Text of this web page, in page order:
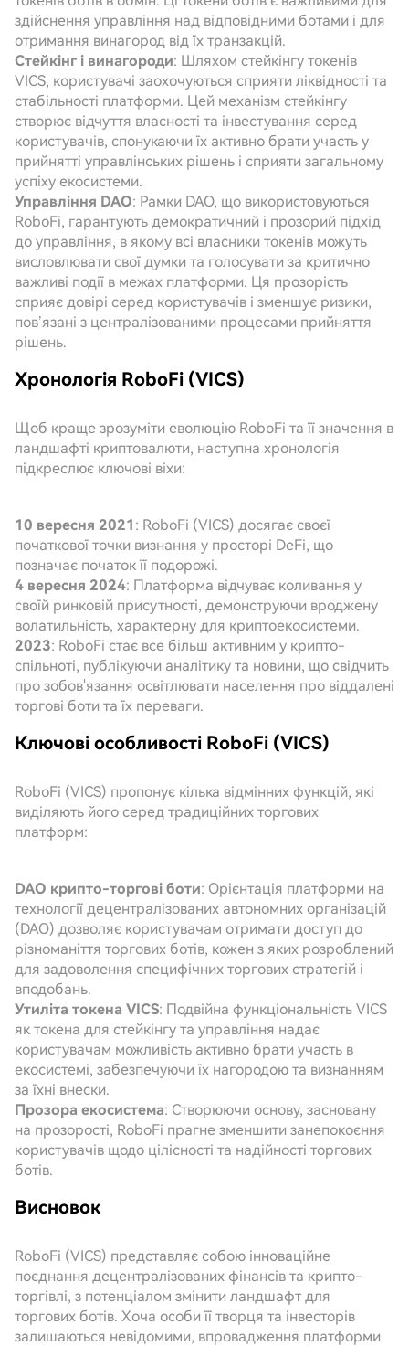
здійснення управління над відповідними ботами і для
отримання винагород від їх транзакцій.
Стейкінг і винагороди: Шляхом стейкінгу токенів
VICS, користувачі заохочуються сприяти ліквідності та
стабільності платформи. Цей механізм стейкінгу
створює відчуття власності та інвестування серед
користувачів, спонукаючи їх активно брати участь у
прийнятті управлінських рішень і сприяти загальному
успіху екосистеми.
Управління DAO: Рамки DAO, що використовуються
RoboFi, гарантують демократичний і прозорий підхід
до управління, в якому всі власники токенів можуть
висловлювати свої думки та голосувати за критично
важливі події в межах платформи. Ця прозорість
сприяє довірі серед користувачів і зменшує ризики,
пов’язані з централізованими процесами прийняття
рішень.
Хронологія RoboFi (VICS)
Щоб краще зрозуміти еволюцію RoboFi та її значення в
ландшафті криптовалюти, наступна хронологія
підкреслює ключові віхи:
10 вересня 2021 : RoboFi (VICS) досягає своєї
початкової точки визнання у просторі DeFi, що
позначає початок її подорожі.
4 вересня 2024: Платформа відчуває коливання у
своїй ринковій присутності, демонструючи вроджену
волатильність, характерну для криптоекосистеми.
2023: RoboFi стає все більш активним у крипто-
спільноті, публікуючи аналітику та новини, що свідчить
про зобов'язання освітлювати населення про віддалені
торгові боти та їх переваги.
Ключові особливості RoboFi (VICS)
RoboFi (VICS) пропонує кілька відмінних функцій, які
виділяють його серед традиційних торгових
платформ:
DAO крипто-торгові боти: Орієнтація платформи на
технології децентралізованих автономних організацій
(DAO) дозволяє користувачам отримати доступ до
різноманіття торгових ботів, кожен з яких розроблений
для задоволення специфічних торгових стратегій і
вподобань.
Утиліта токена VICS: Подвійна функціональність VICS
як токена для стейкінгу та управління надає
користувачам можливість активно брати участь в
екосистемі, забезпечуючи їх нагородою та визнанням
за їхні внески.
Прозора екосистема: Створюючи основу, засновану
на прозорості, RoboFi прагне зменшити занепокоєння
користувачів щодо цілісності та надійності торгових
ботів.
Висновок
RoboFi (VICS) представляє собою інноваційне
поєднання децентралізованих фінансів та крипто-
торгівлі, з потенціалом змінити ландшафт для
торгових ботів. Хоча особи її творця та інвесторів
залишаються невідомими, впровадження платформи